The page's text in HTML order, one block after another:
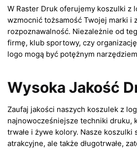
W Raster Druk oferujemy koszulki z
wzmocnić tożsamość Twojej marki i
rozpoznawalność. Niezależnie od
firmę, klub sportowy, czy
logo mogą być potężnym
Wysoka Jakość
Zaufaj jakości naszych koszulek z
najnowocześniejsze techniki druku,
trwałe i żywe kolory. Nasze koszulki
atrakcyjne, ale także długotrwałe,